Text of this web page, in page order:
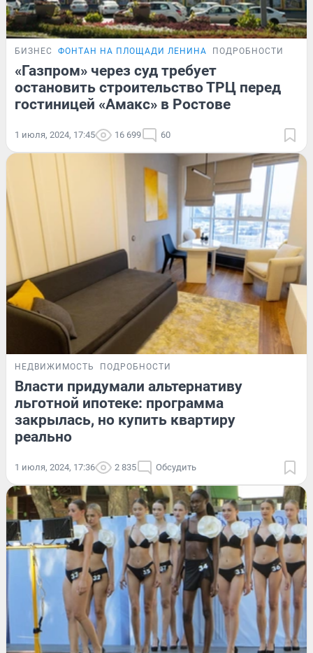
БИЗНЕС ФОНТАН НА ПЛОЩАДИ ЛЕНИНА ПОДРОБНОСТИ
«Газпром» через суд требует
остановить строительство ТРЦ перед
гостиницей «Амакс» в Ростове
1 июля, 2024, 17:45 16 699 60
НЕДВИЖИМОСТЬ ПОДРОБНОСТИ
Власти придумали альтернативу
льготной ипотеке: программа
закрылась, но купить квартиру
реально
1 июля, 2024, 17:36 2 835 Обсудить